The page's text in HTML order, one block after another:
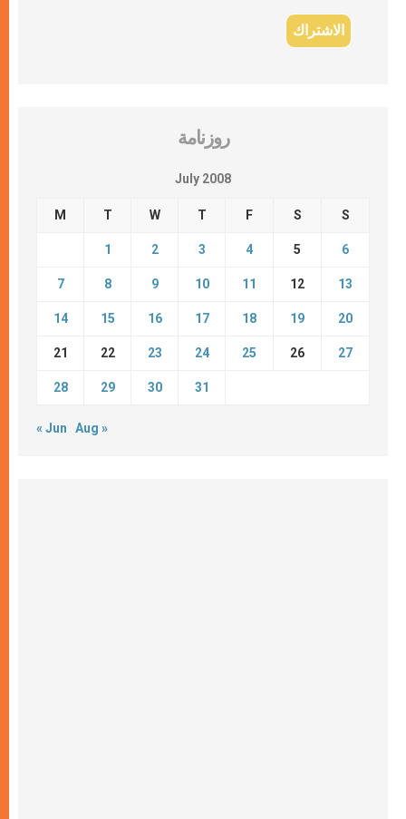
روزنامة
July 2008
M T W T F S S
1 2 3 4 5 6
7 8 9 10 11 12 13
14 15 16 17 18 19 20
21 22 23 24 25 26 27
28 29 30 31
« Jun Aug »